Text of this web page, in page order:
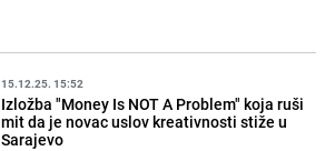
15.12.25. 15:52
Izložba "Money Is NOT A Problem" koja ruši
mit da je novac uslov kreativnosti stiže u
Sarajevo